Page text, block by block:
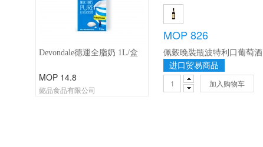
Devondale德運全脂奶 1L/盒
MOP 14.8
懿品食品有限公司
MOP 826
进口贸易商品
加入购物车